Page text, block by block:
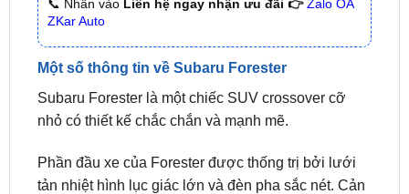
Một số thông tin về Subaru Forester
Subaru Forester là một chiếc SUV crossover cỡ
nhỏ có thiết kế chắc chắn và mạnh mẽ.
Phần đầu xe của Forester được thống trị bởi lưới
trước được trang bị tấm ốp bảo vệ màu bạc, giúp
bảo vệ xe khỏi hư hỏng khi đi off-road.